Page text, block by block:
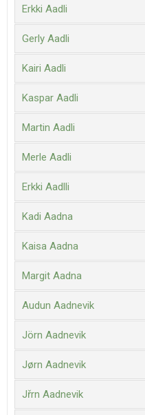
Erkki Aadli
Gerly Aadli
Kairi Aadli
Kaspar Aadli
Martin Aadli
Merle Aadli
Erkki Aadlli
Kadi Aadna
Kaisa Aadna
Margit Aadna
Audun Aadnevik
Jörn Aadnevik
Jørn Aadnevik
Jřrn Aadnevik